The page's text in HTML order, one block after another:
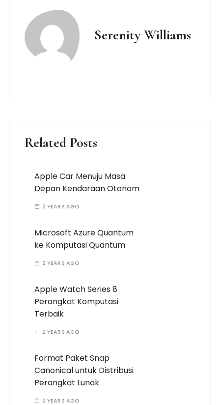
Serenity Williams
Related Posts
Apple Car Menuju Masa
Depan Kendaraan Otonom
2 YEARS AGO
Microsoft Azure Quantum
ke Komputasi Quantum
2 YEARS AGO
Apple Watch Series 8
Perangkat Komputasi
Terbaik
2 YEARS AGO
Format Paket Snap
Canonical untuk Distribusi
Perangkat Lunak
2 YEARS AGO